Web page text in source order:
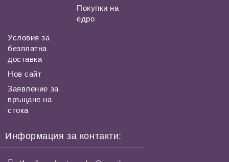
Покупки на
едро
Условия за
безплатна
доставка
Нов сайт
Заявление за
връщане на
стока
Информация за контакти: